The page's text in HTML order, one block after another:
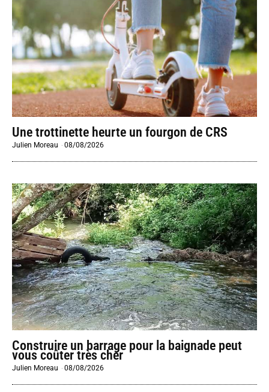
Une trottinette heurte un fourgon de CRS
Julien Moreau -08/08/2026
Construire un barrage pour la baignade peut
vous coûter très cher
Julien Moreau -08/08/2026